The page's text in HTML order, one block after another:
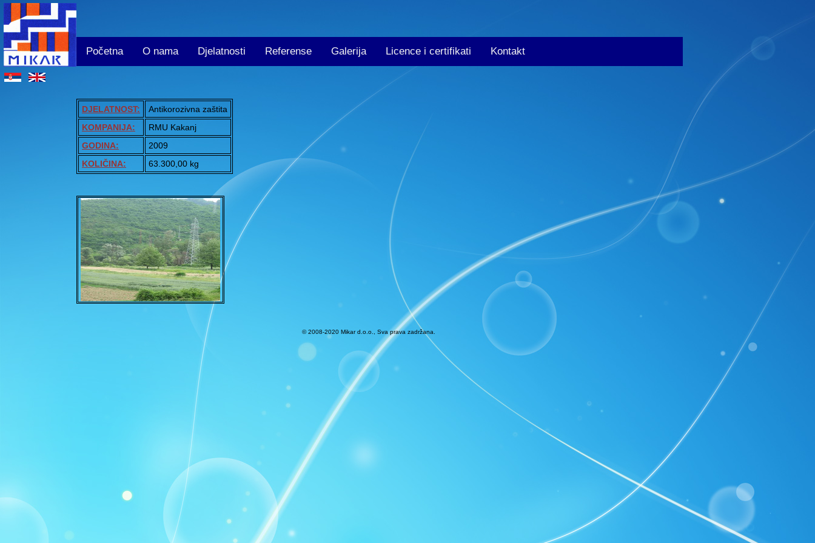
Početna O nama Djelatnosti Referense Galerija Licence i certifikati Kontakt
DJELATNOST:
Antikorozivna zaštita
KOMPANIJA:
RMU Kakanj
GODINA:
2009
KOLIČINA:
63.300,00 kg
© 2008-2020 Mikar d.o.o., Sva prava zadržana.